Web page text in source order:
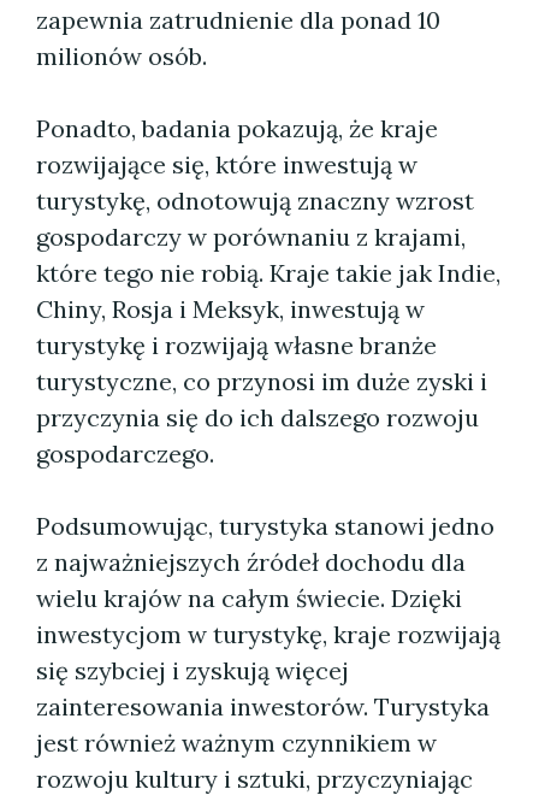
zapewnia zatrudnienie dla ponad 10
milionów osób.
Ponadto, badania pokazują, że kraje
rozwijające się, które inwestują w
turystykę, odnotowują znaczny wzrost
gospodarczy w porównaniu z krajami,
które tego nie robią. Kraje takie jak Indie,
Chiny, Rosja i Meksyk, inwestują w
turystykę i rozwijają własne branże
turystyczne, co przynosi im duże zyski i
przyczynia się do ich dalszego rozwoju
gospodarczego.
Podsumowując, turystyka stanowi jedno
z najważniejszych źródeł dochodu dla
wielu krajów na całym świecie. Dzięki
inwestycjom w turystykę, kraje rozwijają
się szybciej i zyskują więcej
zainteresowania inwestorów. Turystyka
jest również ważnym czynnikiem w
rozwoju kultury i sztuki, przyczyniając